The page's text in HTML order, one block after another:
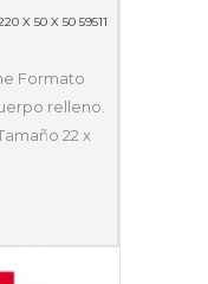
X 50 X 50 59511
Formato
relleno.
22 x